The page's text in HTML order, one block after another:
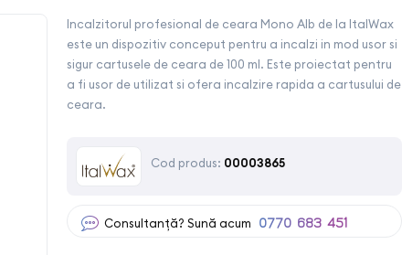
Incalzitorul profesional de ceara Mono Alb de la ItalWax
este un dispozitiv conceput pentru a incalzi in mod usor si
sigur cartusele de ceara de 100 ml. Este proiectat pentru
a fi usor de utilizat si ofera incalzire rapida a cartusului de
ceara.
Cod produs: 00003865
Consultanță? Sună acum 0770 683 451